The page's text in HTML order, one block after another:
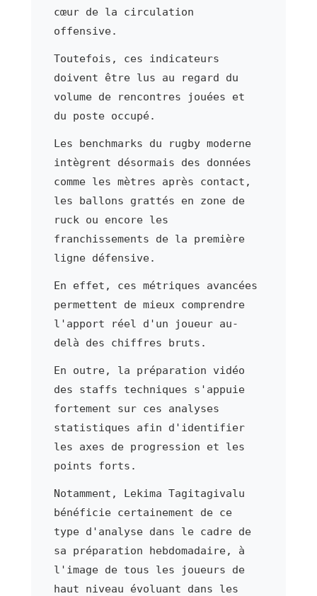
cœur de la circulation
offensive.
Toutefois, ces indicateurs
doivent être lus au regard du
volume de rencontres jouées et
du poste occupé.
Les benchmarks du rugby moderne
intègrent désormais des données
comme les mètres après contact,
les ballons grattés en zone de
ruck ou encore les
franchissements de la première
ligne défensive.
En effet, ces métriques avancées
permettent de mieux comprendre
l'apport réel d'un joueur au-
delà des chiffres bruts.
En outre, la préparation vidéo
des staffs techniques s'appuie
fortement sur ces analyses
statistiques afin d'identifier
les axes de progression et les
points forts.
Notamment, Lekima Tagitagivalu
bénéficie certainement de ce
type d'analyse dans le cadre de
sa préparation hebdomadaire, à
l'image de tous les joueurs de
haut niveau évoluant dans les